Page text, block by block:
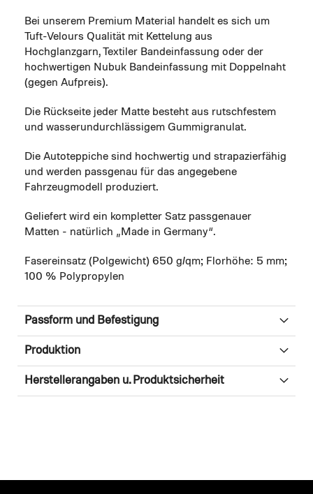
Bei unserem Premium Material handelt es sich um
Tuft-Velours Qualität mit Kettelung aus
Hochglanzgarn, Textiler Bandeinfassung oder der
hochwertigen Nubuk Bandeinfassung mit Doppelnaht
(gegen Aufpreis).
Die Rückseite jeder Matte besteht aus rutschfestem
und wasserundurchlässigem Gummigranulat.
Die Autoteppiche sind hochwertig und strapazierfähig
und werden passgenau für das angegebene
Fahrzeugmodell produziert.
Geliefert wird ein kompletter Satz passgenauer
Matten - natürlich „Made in Germany“.
Fasereinsatz (Polgewicht) 650 g/qm; Florhöhe: 5 mm;
100 % Polypropylen
Passform und Befestigung
Produktion
Herstellerangaben u. Produktsicherheit